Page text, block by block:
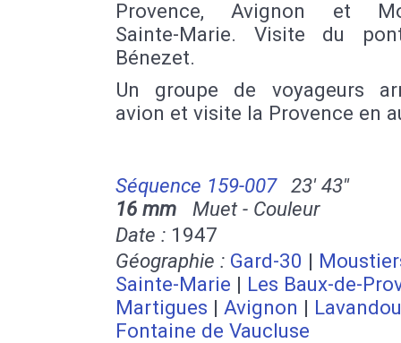
Provence, Avignon et
Sainte-Marie. Visite du
Bénezet.
Un groupe de voyageurs
avion et visite la Provence en
Séquence 159-007
23' 43''
16 mm Muet - Couleur
Date : 1947
Géographie : Gard-30 |
Sainte-Marie | Les Baux-de-
Martigues | Avignon |
Fontaine de Vaucluse